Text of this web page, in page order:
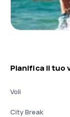
Pianifica il tuo
Voli
City Break